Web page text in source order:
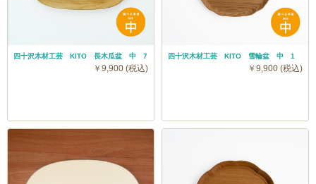
四十沢木材工芸 KITO 長木瓜盆 中 7
￥9,900 (税込)
四十沢木材工芸 KITO 雪輪盆 中 1
￥9,900 (税込)